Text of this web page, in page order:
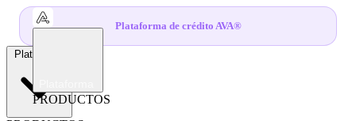
Plataforma de crédito AVA®
PRODUCTOS
Plataforma